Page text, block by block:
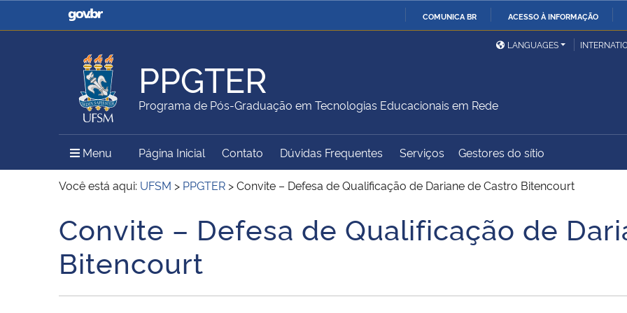
COMUNICA BR ACESSO À INFORMAÇÃO
Casa Civil
Ministério da Justiça e
Ministério da Defesa
Ministério das Relações
Exteriores
Ministério da Agricultura,
Pecuária e Abastecimento
Ministério da Educação
Ministério do Meio Ambiente Ministério do Turismo
Ministério do
Desenvolvimento Regional
Controladoria-Geral da
União
Secretaria de Governo
Gabinete de Segurança
Advocacia-Geral da União Banco Central do Brasil
LANGUAGES
PPGTER
Programa de Pós-Graduação em Tecnologias Educacionais em Rede
Menu Menu Principal do Sítio
Página Inicial Contato Dúvidas Frequentes Serviços Gestores do sítio
Você está aqui: UFSM > PPGTER >Convite – Defesa de Qualificação de Dariane de Castro Bitencourt
Início do conteúdo
Convite – Defesa de Qualificação de
Bitencourt